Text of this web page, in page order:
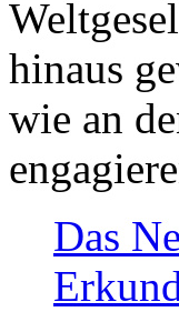
hinaus
wie an
Das